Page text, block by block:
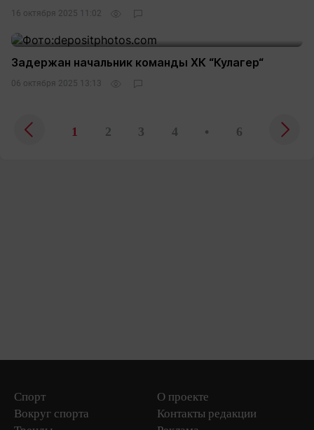
16 октября 2025 11:02
Задержан начальник команды ХК “Кулагер“
06 октября 2025 13:13
1 2 3 4 • 6
Спорт
Вокруг спорта
О проекте
Контакты редакции